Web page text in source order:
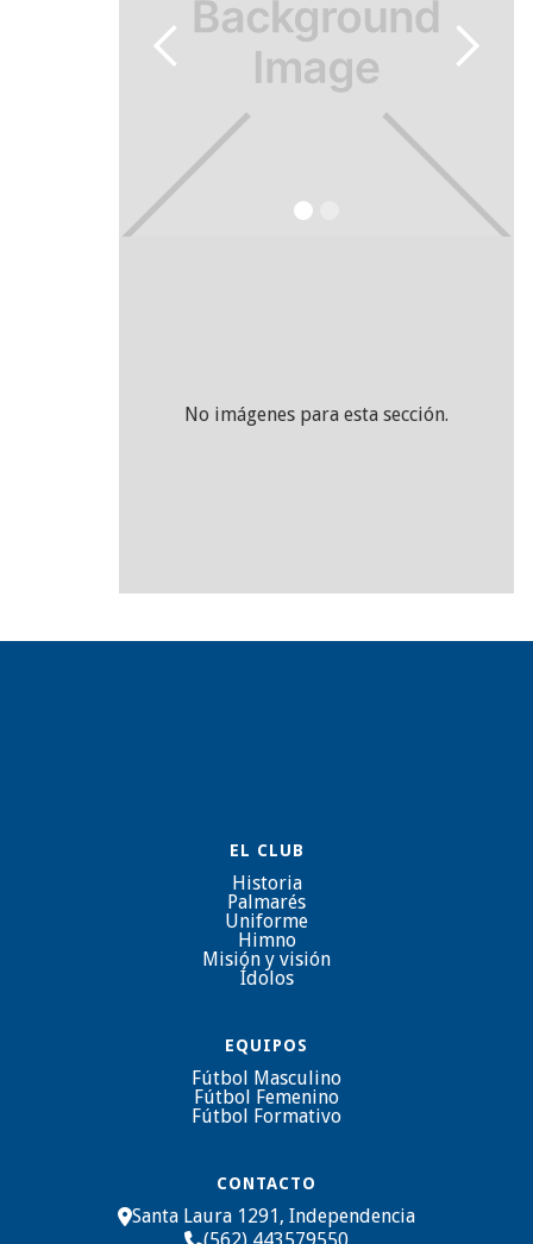
No imágenes para esta sección.
EL CLUB
Historia
Palmarés
Uniforme
Himno
Misión y visión
Ídolos
EQUIPOS
Fútbol Masculino
Fútbol Femenino
Fútbol Formativo
CONTACTO
Santa Laura 1291, Independencia